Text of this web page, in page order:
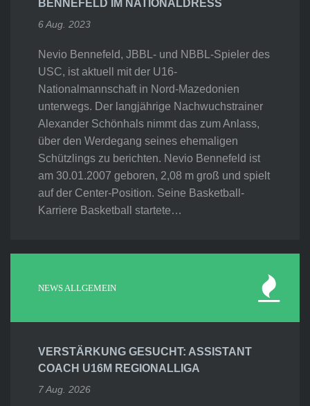
BENNEFELD IM NATIONALDRESS
6 Aug. 2023
Nevio Bennefeld, JBBL- und NBBL-Spieler des
USC, ist aktuell mit der U16-
Nationalmannschaft in Nord-Mazedonien
unterwegs. Der langjährige Nachwuchstrainer
Alexander Schönhals nimmt das zum Anlass,
über den Werdegang seines ehemaligen
Schützlings zu berichten. Nevio Bennefeld ist
am 30.01.2007 geboren, 2,08 m groß und spielt
auf der Center-Position. Seine Basketball-
Karriere Basketball startete…
NEWS ALLGEMEIN
VERSTÄRKUNG GESUCHT: ASSISTANT
COACH U16M REGIONALLIGA
7 Aug. 2026